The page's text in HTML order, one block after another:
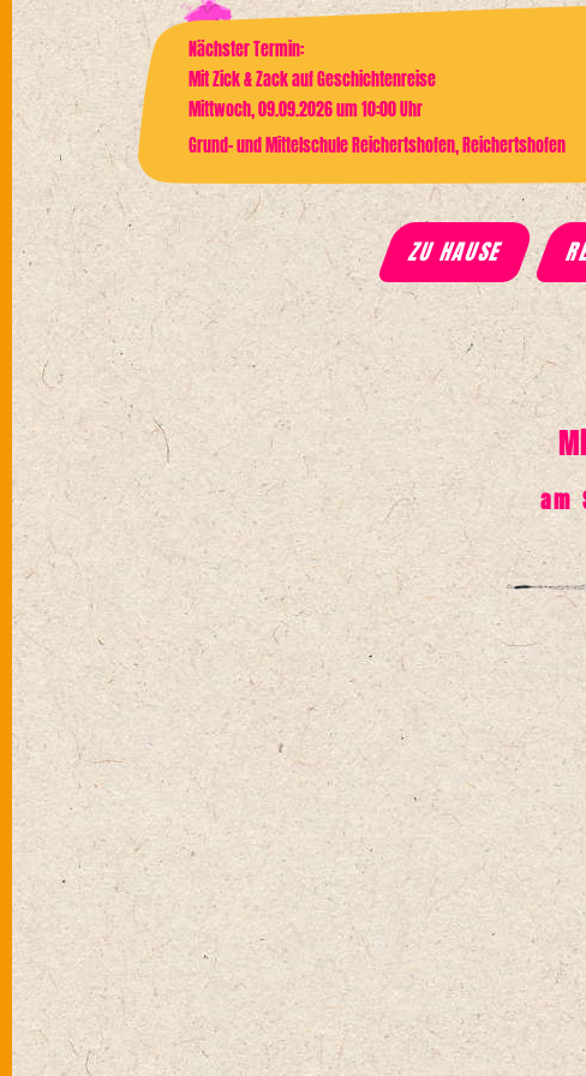
Nächster Termin:
Mit Zick & Zack auf Geschichtenreise
Mittwoch, 09.09.2026 um 10:00 Uhr
Grund- und Mittelschule Reichertshofen, Reichertshofen
ZU HAUSE
am